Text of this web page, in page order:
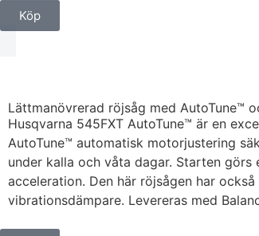
Köp
Lättmanövrerad röjsåg med AutoTune™
Husqvarna 545FXT AutoTune™ är en
AutoTune™ automatisk motorjustering
under kalla och våta dagar. Starten
acceleration. Den här röjsågen har
vibrationsdämpare. Levereras med